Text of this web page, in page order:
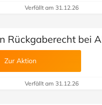
Verfällt am 31.12.26
Rückgaberecht bei
Zur Aktion
Verfällt am 31.12.26